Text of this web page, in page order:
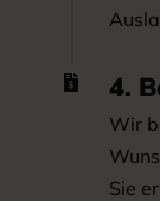
 4.
Wir
Sie